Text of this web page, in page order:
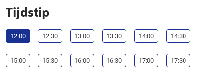
Tijdstip
12:00 12:30 13:00 13:30 14:00 14:30
15:00 15:30 16:00 16:30 17:00 17:30